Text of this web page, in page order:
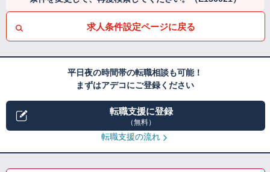
求人条件設定ページに戻る
平日夜の時間帯の転職相談も可能！
まずはアデコにご登録ください
転職支援に登録
（無料）
転職支援の流れ